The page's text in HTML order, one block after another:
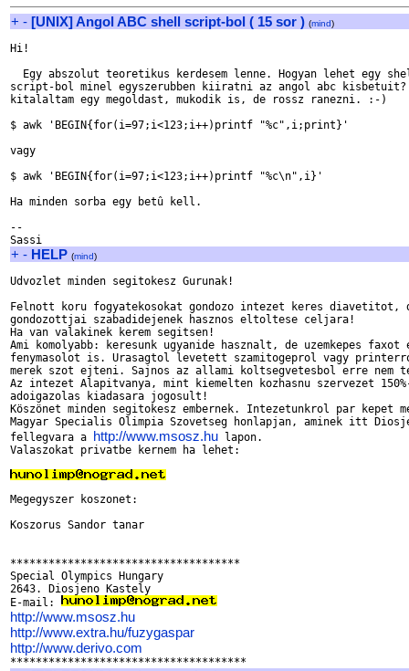
+ - [UNIX] Angol ABC shell script-bol ( 15 sor ) (mind)
Hi!
Egy abszolut teoretikus kerdesem lenne. Hogyan lehet egy
script-bol minel egyszerubben kiiratni az angol abc kisbetuit?
kitalaltam egy megoldast, mukodik is, de rossz ranezni. :-)
$ awk 'BEGIN{for(i=97;i<123;i++)printf "%c",i;print}'
vagy
$ awk 'BEGIN{for(i=97;i<123;i++)printf "%c\n",i}'
Ha minden sorba egy betû kell.
--
+ - HELP (mind)
Udvozlet minden segitokesz Gurunak!
Felnott koru fogyatekosokat gondozo intezet keres diavetitot,
gondozottjai szabadidejenek hasznos eltoltese celjara!
Ha van valakinek kerem segitsen!
Ami komolyabb: keresunk ugyanide hasznalt, de uzemkepes faxot
fenymasolot is. Urasagtol levetett szamitogeprol vagy
merek szot ejteni. Sajnos az allami koltsegvetesbol erre
Az intezet Alapitvanya, mint kiemelten kozhasnu szervezet
adoigazolas kiadasara jogosult!
Köszönet minden segitokesz embernek. Intezetunkrol par kepet
Magyar Specialis Olimpia Szovetseg honlapjan, aminek itt
fellegvara a http://www.msosz.hu lapon.
Valaszokat privatbe kernem ha lehet:
Megegyszer koszonet:
Koszorus Sandor tanar
************************************
Special Olympics Hungary
2643. Diosjeno Kastely
E-mail:
http://www.msosz.hu
http://www.extra.hu/fuzygaspar
http://www.derivo.com